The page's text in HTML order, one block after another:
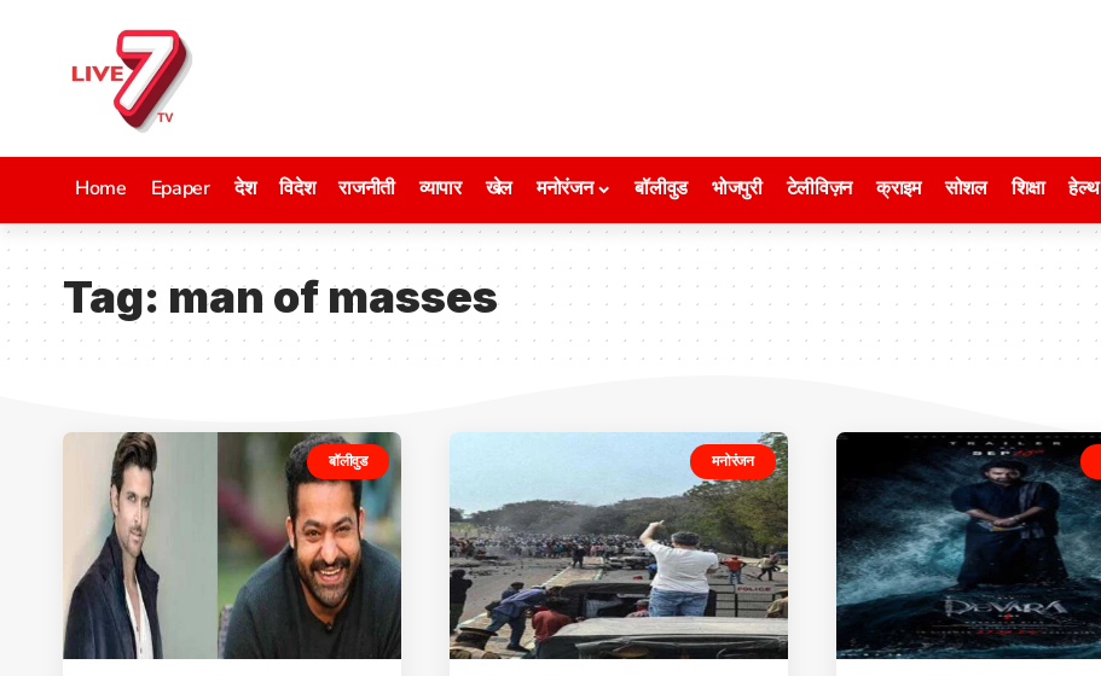
Home Epaper देश विदेश राजनीती व्यापार खेल मनोरंजन बॉलीवुड भोजपुरी टेलीविज़न क्राइम सोशल शिक्षा हेल्थ
Tag: man of masses
बॉलीवुड मनोरंजन